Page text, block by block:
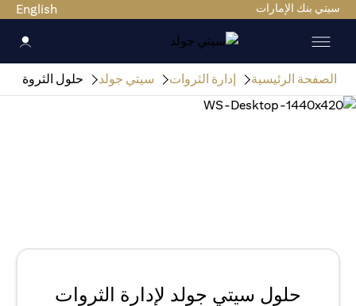
سيتي بنك الإمارات English
الصفحة الرئيسية إدارة الثروات سيتي جولد حلول الثروة
حلول سيتي جولد لإدارة الثروات